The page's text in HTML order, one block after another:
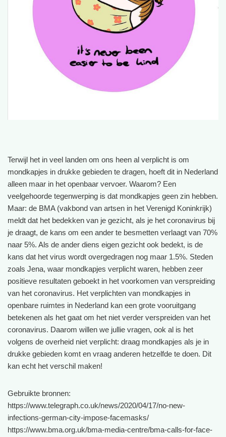
Terwijl het in veel landen om ons heen al verplicht is om
mondkapjes in drukke gebieden te dragen, hoeft dit in Nederland
alleen maar in het openbaar vervoer. Waarom? Een
veelgehoorde tegenwerping is dat mondkapjes geen zin hebben.
Maar: de BMA (vakbond van artsen in het Verenigd Koninkrijk)
meldt dat het bedekken van je gezicht, als je het coronavirus bij
je draagt, de kans om een ander te besmetten verlaagt van 70%
naar 5%. Als de ander diens eigen gezicht ook bedekt, is de
kans dat het virus wordt overgedragen nog maar 1.5%. Steden
zoals Jena, waar mondkapjes verplicht waren, hebben zeer
positieve resultaten geboekt in het voorkomen van verspreiding
van het coronavirus. Het verplichten van mondkapjes in
openbare ruimtes in Nederland kan een grote vooruitgang
betekenen als het gaat om het niet verder verspreiden van het
coronavirus. Daarom willen we jullie vragen, ook al is het
volgens de overheid niet verplicht: draag mondkapjes als je in
drukke gebieden komt en vraag anderen hetzelfde te doen. Dit
kan echt het verschil maken!
Gebruikte bronnen:
https://www.telegraph.co.uk/news/2020/04/17/no-new-
infections-german-city-impose-facemasks/
https://www.bma.org.uk/bma-media-centre/bma-calls-for-face-